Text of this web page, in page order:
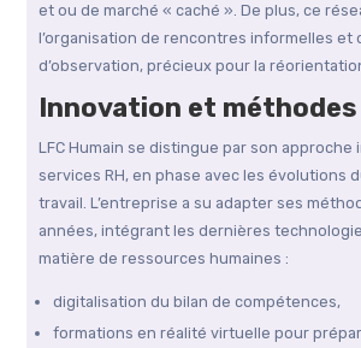
et ou de marché « caché ». De plus, ce
l’organisation de rencontres informelles et
d’observation, précieux pour la
Innovation et
LFC Humain se distingue par son approche
services RH, en phase avec les évolutions
travail. L’entreprise a su adapter ses
années, intégrant les dernières
matière de ressources humaines :
digitalisation du bilan de compétences,
formations en réalité virtuelle pour